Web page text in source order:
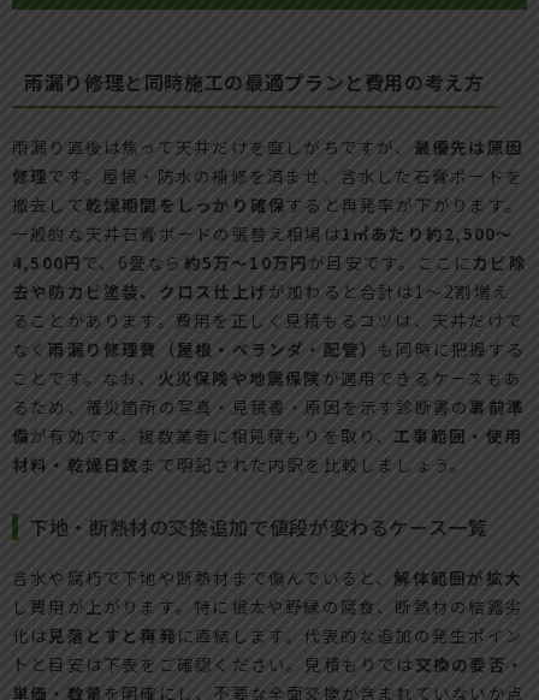
雨漏り修理と同時施工の最適プランと費用の考え方
雨漏り直後は焦って天井だけを直しがちですが、 最優先は原因
修理です。屋根・防水の補修を済ませ、含水した石膏ボードを
撤去して乾燥期間をしっかり確保すると再発率が下がります。
一般的な天井石膏ボードの張替え相場は1㎡あたり約2,500〜
4,500円で、6畳なら 約5万〜10万円が目安です。ここに カビ除
去や防カビ塗装、クロス仕上げが加わると合計は1〜2割増え
ることがあります。費用を正しく見積もるコツは、天井だけで
なく雨漏り修理費（屋根・ベランダ・配管） も同時に把握する
ことです。なお、 火災保険や地震保険 が適用できるケースもあ
るため、罹災箇所の写真・見積書・原因を示す診断書の事前準
備が有効です。複数業者に相見積もりを取り、 工事範囲・使用
材料・乾燥日数 まで明記された内訳を比較しましょう。
下地・断熱材の交換追加で値段が変わるケース一覧
含水や腐朽で下地や断熱材まで傷んでいると、 解体範囲が拡大
し費用が上がります。特に根太や野縁の腐食、断熱材の結露劣
化は 見落とすと再発 に直結します。代表的な追加の発生ポイン
トと目安は下表をご確認ください。見積もりでは 交換の要否・
単価・数量 を明確にし、不要な全面交換が含まれていないか点